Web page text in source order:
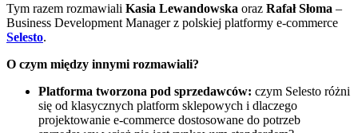
Tym razem rozmawiali Kasia Lewandowska oraz Rafał Słoma –
Business Development Manager z polskiej platformy e-commerce
Selesto.
O czym między innymi rozmawiali?
Platforma tworzona pod sprzedawców: czym Selesto różni
się od klasycznych platform sklepowych i dlaczego
projektowanie e-commerce dostosowane do potrzeb